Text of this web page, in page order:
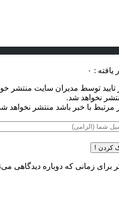
یافته : ۰
توسط مدیران سایت منتشر
نخواهد شد.
مرتبط با خبر باشد منتشر نخواهد
کردن !
برای زمانی که دوباره دیدگاهی